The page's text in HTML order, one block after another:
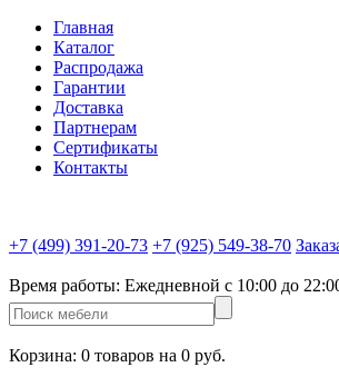
Главная
Каталог
Распродажа
Гарантии
Доставка
Партнерам
Сертификаты
Контакты
+7 (499) 391-20-73 +7 (925) 549-38-70
Время работы: Ежедневной c 10:00 до
Корзина: 0 товаров на 0 руб.